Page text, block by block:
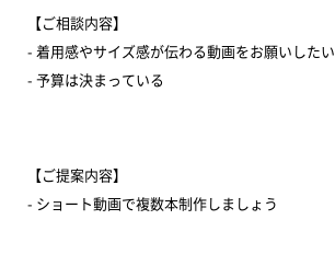
【ご相談内容】
- 着用感やサイズ感が伝わる動画をお願いしたい
- 予算は決まっている
【ご提案内容】
- ショート動画で複数本制作しましょう